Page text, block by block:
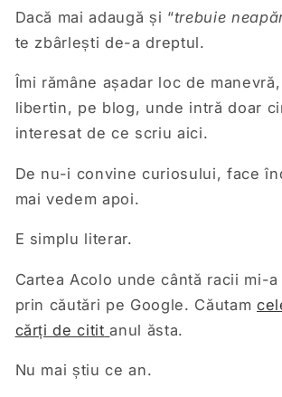
Dacă mai adaugă și “trebuie
te zbârlești de-a dreptul.
Îmi rămâne așadar loc de
libertin, pe blog, unde intră doar
interesat de ce scriu aici.
De nu-i convine curiosului, face
mai vedem apoi.
E simplu literar.
Cartea Acolo unde cântă racii mi-
prin căutări pe Google. Căutam
cărți de citit anul ăsta.
Nu mai știu ce an.